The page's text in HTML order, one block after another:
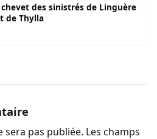
des sinistrés de Linguère
de Thylla
sera pas publiée. Les champs